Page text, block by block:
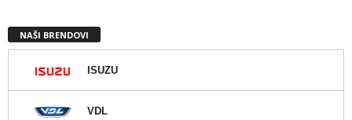
NAŠI BRENDOVI
ISUZU
VDL